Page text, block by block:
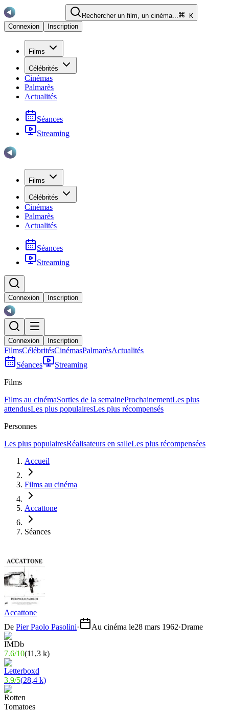
Rechercher un film, un cinéma...
K
Connexion
Inscription
Films
Célébrités
Cinémas
Palmarès
Actualités
Séances
Streaming
Films
Célébrités
Cinémas
Palmarès
Actualités
Séances
Streaming
Connexion Inscription
Connexion Inscription
FilmsCélébritésCinémasPalmarèsActualités
Séances
Streaming
Films
Films au cinémaSorties de la semaineProchainementLes plus
attendusLes plus populairesLes plus récompensés
Personnes
Les plus populairesRéalisateurs en salleLes plus récompensées
Accueil
Films au cinéma
Accattone
Séances
Accattone
De Pier Paolo Pasolini· Au cinéma le28 mars 1962·Drame
7.6/10(11,3 k)
3.9/5(28,4 k)